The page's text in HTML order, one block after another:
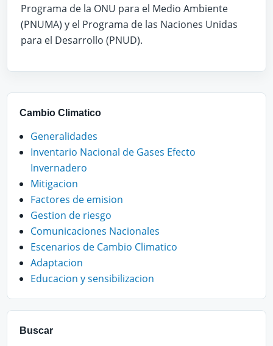
Programa de la ONU para el Medio Ambiente
(PNUMA) y el Programa de las Naciones Unidas
para el Desarrollo (PNUD).
Cambio Climatico
Generalidades
Inventario Nacional de Gases Efecto
Invernadero
Mitigacion
Factores de emision
Gestion de riesgo
Comunicaciones Nacionales
Escenarios de Cambio Climatico
Adaptacion
Educacion y sensibilizacion
Buscar